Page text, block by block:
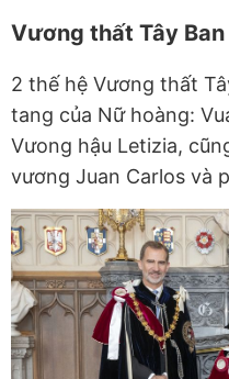
Vương thất Tây Ban
2 thế hệ Vương thất
tang của Nữ hoàng:
Vưong hậu Letizia,
vương Juan Carlos và